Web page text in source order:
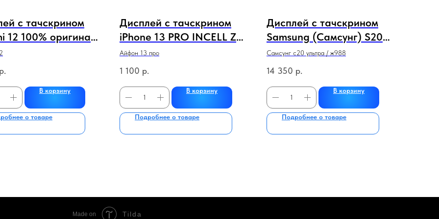
с тачскрином
12 100% оригинал
в рамке НОВЫЕ
р.
В корзину
о товаре
Дисплей с тачскрином
iPhone 13 PRO INCELL ZY
/ UTC (черный)
Айфон 13 про
1 100 р.
В корзину
Подробнее о товаре
Дисплей с тачскрином
Samsung (Самсунг) S20
Ultra / G988 (сервисный
100% оригинал) (белый)
с рамкой
Самсунг с20 ультра / ж988
14 350 р.
В корзину
Подробнее о товаре
Made on Tilda